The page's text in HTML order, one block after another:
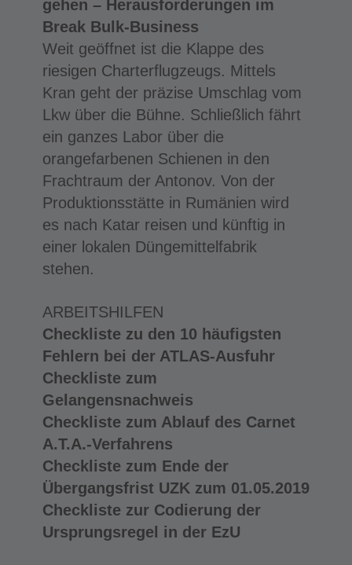
gehen – Herausforderungen im
Break Bulk-Business
Weit geöffnet ist die Klappe des
riesigen Charterflugzeugs. Mittels
Kran geht der präzise Umschlag vom
Lkw über die Bühne. Schließlich fährt
ein ganzes Labor über die
orangefarbenen Schienen in den
Frachtraum der Antonov. Von der
Produktionsstätte in Rumänien wird
es nach Katar reisen und künftig in
einer lokalen Düngemittelfabrik
stehen.
ARBEITSHILFEN
Checkliste zu den 10 häufigsten
Fehlern bei der ATLAS-Ausfuhr
Checkliste zum
Gelangensnachweis
Checkliste zum Ablauf des Carnet
A.T.A.-Verfahrens
Checkliste zum Ende der
Übergangsfrist UZK zum 01.05.2019
Checkliste zur Codierung der
Ursprungsregel in der EzU